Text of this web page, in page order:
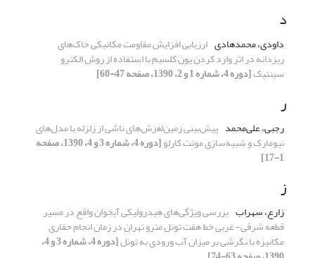
د
داودی، محمدهادی ارزیابی افزایش مقاومت مکانیکی خاک‌های
ریزدانه در اثر وارد کردن یون کلسیم با استفاده از روش الکترو
سینتیک[دوره 4، شماره 1 و 2، 1390، صفحه 47-60]
ر
رجبی، علی‌محمد پیش‌بینی زمین‌لغزش‌های ناشی از زلزله با مدل‌های
نیومارک و شبیه‌سازی مونت کارلو [دوره 4، شماره 3 و 4، 1390، صفحه
1-17]
ز
زارع، سهراب بررسی ویژگی‌های هیدرولیکی آبخوان واقع در مسیر
قطعه شرقی- غربی خط هفت تونل مترو تهران در زمان انجام حفاری
مکانیزه با نگرشی بر میزان آب ورودی به تونل [دوره 4، شماره 3 و 4،